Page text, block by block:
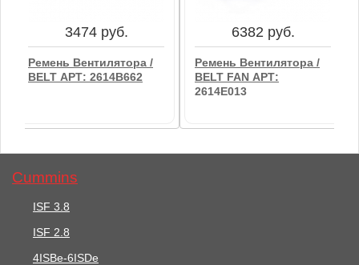
В корзину
В корзину
3474 руб.
Ремень Вентилятора /
BELT АРТ: 2614B662
3474 руб.
6382 руб.
Ремень Вентилятора /
BELT FAN АРТ:
2614E013
Cummins
ISF 3.8
ISF 2.8
4ISBe-6ISDe